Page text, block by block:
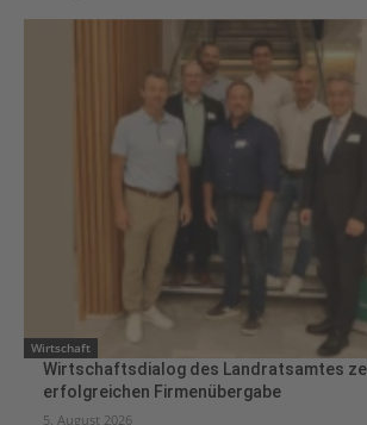
Wirtschaft
Wirtschaftsdialog des Landratsamtes
erfolgreichen Firmenübergabe
5. August 2026